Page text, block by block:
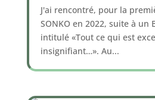
J'ai rencontré, pour la
SONKO en 2022, suite à un
intitulé «Tout ce qui est
insignifiant…». Au...